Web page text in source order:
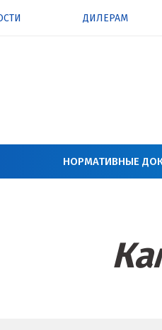
ДИЛЕРАМ
НОРМАТИВНЫЕ